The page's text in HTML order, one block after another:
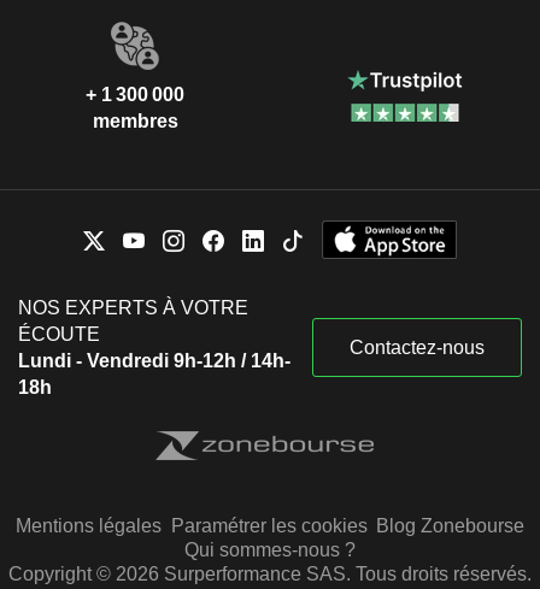
+ 1 300 000
membres
NOS EXPERTS À VOTRE
ÉCOUTE
Lundi - Vendredi 9h-12h / 14h-
18h
Contactez-nous
Mentions légales Paramétrer les cookies Blog Zonebourse
Qui sommes-nous ?
Copyright © 2026 Surperformance SAS. Tous droits réservés.